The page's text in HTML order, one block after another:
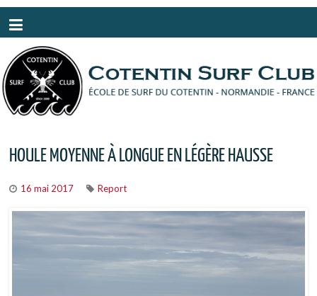
HOULE MOYENNE À LONGUE EN LÉGÈRE HAUSSE
16 mai 2017 Report
Panneau de gestion des cookies